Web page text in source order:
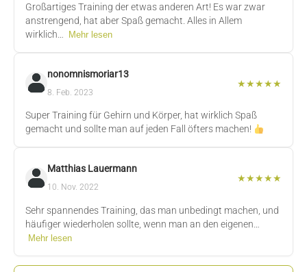
Großartiges Training der etwas anderen Art! Es war zwar
anstrengend, hat aber Spaß gemacht. Alles in Allem
wirklich…
Mehr lesen
nonomnismoriar13
8. Feb. 2023
★★★★★
Super Training für Gehirn und Körper, hat wirklich Spaß
gemacht und sollte man auf jeden Fall öfters machen!
Matthias Lauermann
10. Nov. 2022
★★★★★
Sehr spannendes Training, das man unbedingt machen, und
häufiger wiederholen sollte, wenn man an den eigenen…
Mehr lesen